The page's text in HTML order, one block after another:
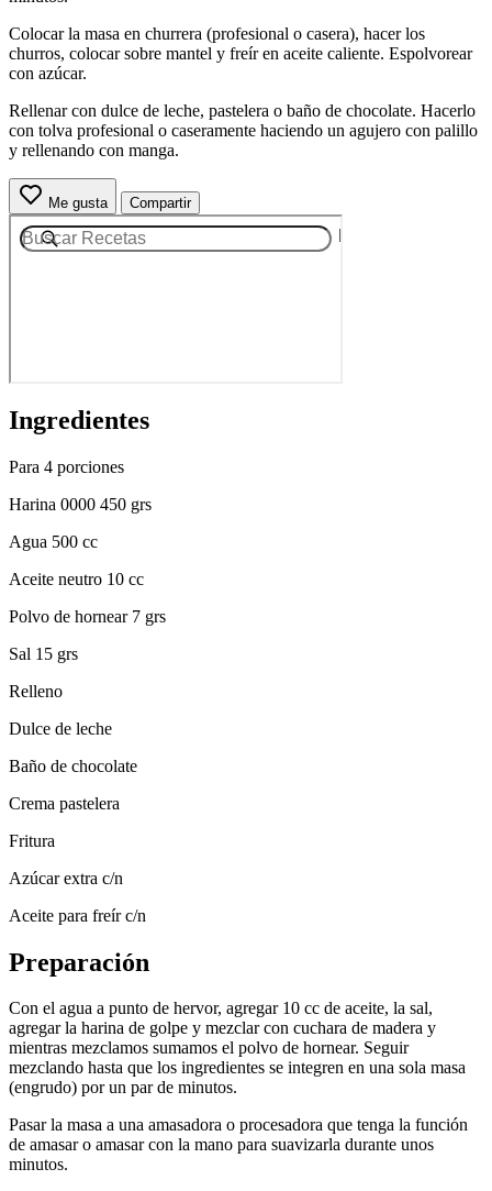
Colocar la masa en churrera (profesional o casera), hacer los
churros, colocar sobre mantel y freír en aceite caliente. Espolvorear
con azúcar.
Rellenar con dulce de leche, pastelera o baño de chocolate. Hacerlo
con tolva profesional o caseramente haciendo un agujero con palillo
y rellenando con manga.
Me gusta Compartir
Ingredientes
Para 4 porciones
Harina 0000 450 grs
Agua 500 cc
Aceite neutro 10 cc
Polvo de hornear 7 grs
Sal 15 grs
Relleno
Dulce de leche
Baño de chocolate
Crema pastelera
Fritura
Azúcar extra c/n
Aceite para freír c/n
Preparación
Con el agua a punto de hervor, agregar 10 cc de aceite, la sal,
agregar la harina de golpe y mezclar con cuchara de madera y
mientras mezclamos sumamos el polvo de hornear. Seguir
mezclando hasta que los ingredientes se integren en una sola masa
(engrudo) por un par de minutos.
Pasar la masa a una amasadora o procesadora que tenga la función
de amasar o amasar con la mano para suavizarla durante unos
minutos.